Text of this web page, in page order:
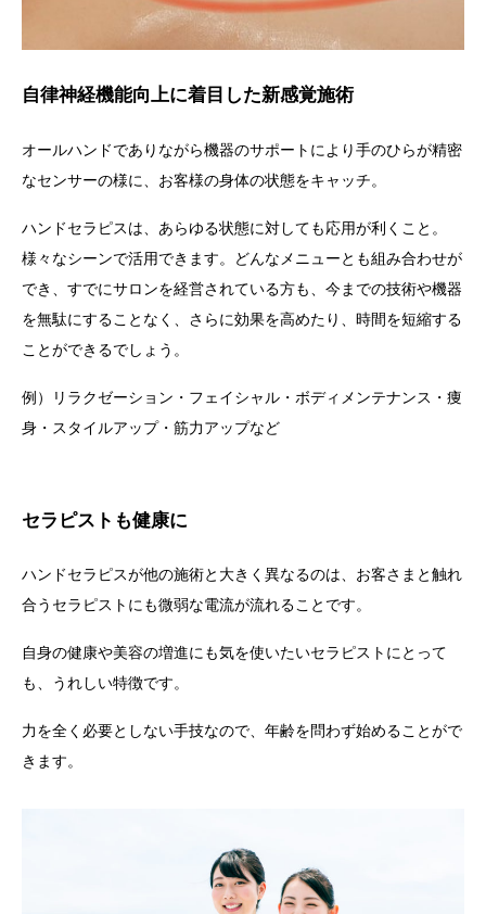
自律神経機能向上に着目した新感覚施術
オールハンドでありながら機器のサポートにより手のひらが精密
なセンサーの様に、お客様の身体の状態をキャッチ。
ハンドセラピスは、あらゆる状態に対しても応用が利くこと。
様々なシーンで活用できます。
どんなメニューとも組み合わせが
でき、すでにサロンを経営されている方も、今までの技術や機器
を無駄にすることなく、さらに効果を高めたり、時間を短縮する
ことができるでしょう。
例）リラクゼーション・フェイシャル・ボディメンテナンス・痩
身・スタイルアップ・筋力アップなど
セラピストも健康に
ハンドセラピスが他の施術と大きく異なるのは、お客さまと触れ
合うセラピストにも微弱な電流が流れることです。
自身の健康や美容の増進にも気を使いたいセラピストにとって
も、うれしい特徴です。
力を全く必要としない手技なので、年齢を問わず始めることがで
きます。